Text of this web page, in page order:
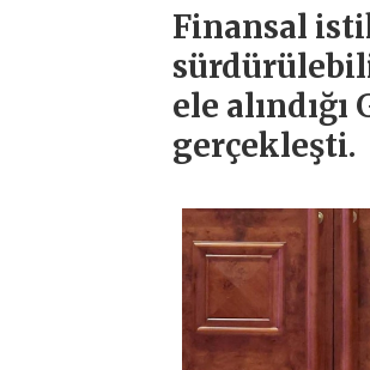
Finansal
ele
gerçekleşti.